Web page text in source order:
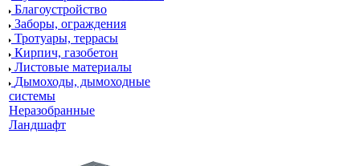
Благоустройство
Заборы, ограждения
Тротуары, террасы
Кирпич, газобетон
Листовые материалы
Дымоходы, дымоходные
системы
Неразобранные
Ландшафт